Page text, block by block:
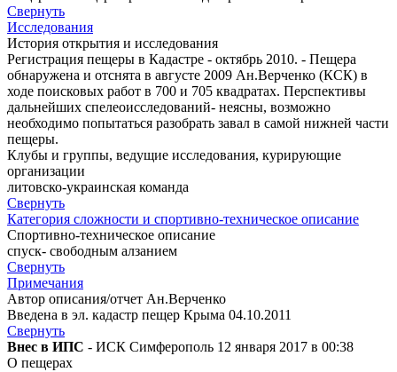
Свернуть
Исследования
История открытия и исследования
Регистрация пещеры в Кадастре - октябрь 2010. - Пещера
обнаружена и отснята в августе 2009 Ан.Верченко (КСК) в
ходе поисковых работ в 700 и 705 квадратах. Перспективы
дальнейших спелеоисследований- неясны, возможно
необходимо попытаться разобрать завал в самой нижней части
пещеры.
Клубы и группы, ведущие исследования, курирующие
организации
литовско-украинская команда
Свернуть
Категория сложности и спортивно-техническое описание
Спортивно-техническое описание
спуск- свободным алзанием
Свернуть
Примечания
Автор описания/отчет Ан.Верченко
Введена в эл. кадастр пещер Крыма 04.10.2011
Свернуть
Внес в ИПС - ИСК Симферополь 12 января 2017 в 00:38
О пещерах